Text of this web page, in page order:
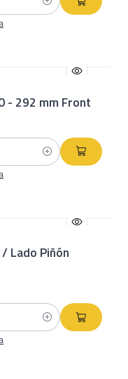
- 292 mm Front
Lado Piñón